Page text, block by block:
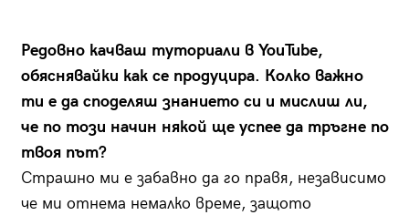
Редовно качваш туториали в YouTube,
обяснявайки как се продуцира. Колко важно
ти е да споделяш знанието си и мислиш ли,
че по този начин някой ще успее да тръгне по
твоя път?
Страшно ми е забавно да го правя, независимо
че ми отнема немалко време, защото